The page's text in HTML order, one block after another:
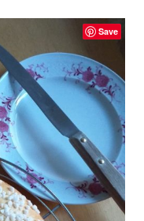
Save